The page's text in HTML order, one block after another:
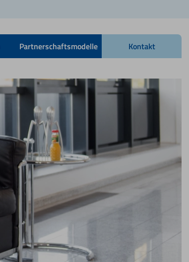
Partnerschaftsmodelle Kontakt